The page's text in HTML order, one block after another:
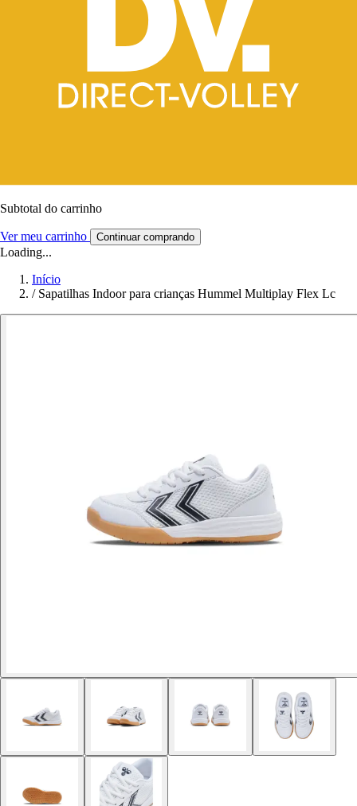
Subtotal do carrinho
Ver meu carrinho Continuar comprando
Loading...
Início
/ Sapatilhas Indoor para crianças Hummel Multiplay Flex Lc